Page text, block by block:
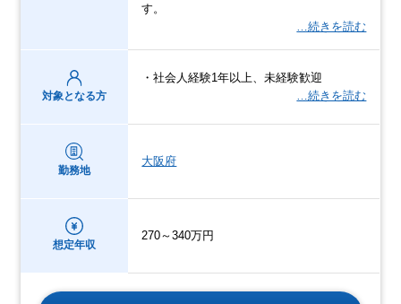
す。
…続きを読む
対象となる方
・社会人経験1年以上、未経験歓迎
…続きを読む
勤務地
大阪府
想定年収
270～340万円